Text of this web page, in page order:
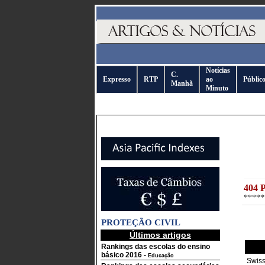
Expresso RTP
C.
Manhã
Notícias
ao
Minuto
Público
PROTEÇÃO CIVIL
Últimos artigos
Rankings das escolas do ensino
básico 2016 - Educação
404